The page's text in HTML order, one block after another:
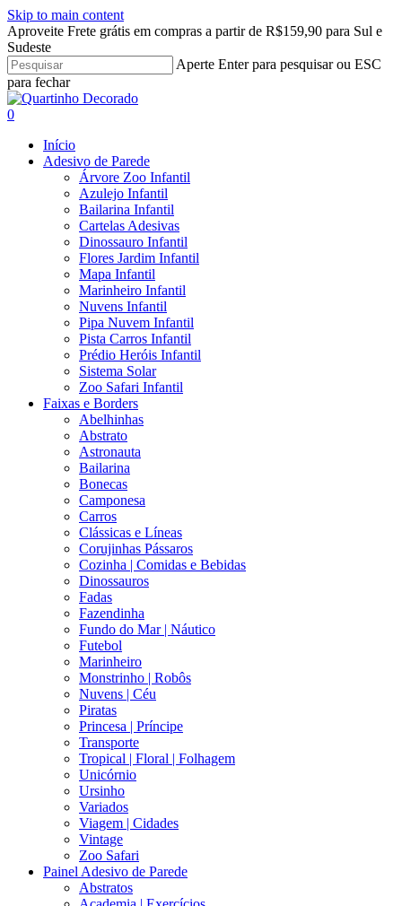
Skip to main content
Aproveite Frete grátis em compras a partir de R$159,90 para Sul e
Sudeste
Aperte Enter para pesquisar ou ESC
para fechar
Close
Search
search
account
0
Início
Adesivo de Parede
Árvore Zoo Infantil
Azulejo Infantil
Bailarina Infantil
Cartelas Adesivas
Dinossauro Infantil
Flores Jardim Infantil
Mapa Infantil
Marinheiro Infantil
Nuvens Infantil
Pipa Nuvem Infantil
Pista Carros Infantil
Prédio Heróis Infantil
Sistema Solar
Zoo Safari Infantil
Faixas e Borders
Abelhinhas
Abstrato
Astronauta
Bailarina
Bonecas
Camponesa
Carros
Clássicas e Líneas
Corujinhas Pássaros
Cozinha | Comidas e Bebidas
Dinossauros
Fadas
Fazendinha
Fundo do Mar | Náutico
Futebol
Marinheiro
Monstrinho | Robôs
Nuvens | Céu
Piratas
Princesa | Príncipe
Transporte
Tropical | Floral | Folhagem
Unicórnio
Ursinho
Variados
Viagem | Cidades
Vintage
Zoo Safari
Painel Adesivo de Parede
Abstratos